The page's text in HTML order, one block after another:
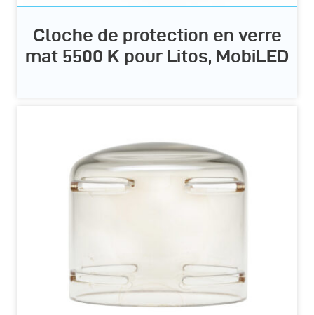
Cloche de protection en verre
mat 5500 K pour Litos, MobiLED